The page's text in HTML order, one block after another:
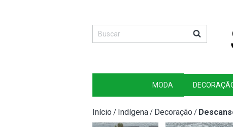
MODA
Início / Indígena/ Decoração /